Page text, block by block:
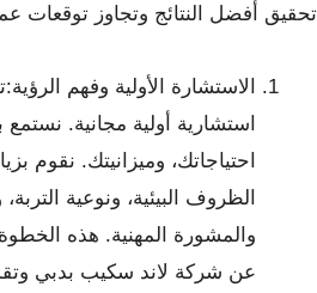
تحقيق أفضل النتائج وتجاوز توقعات
الاستشارة الأولية وفهم
استشارية أولية مجانية. نستمع
احتياجاتك، وميزانيتك. نقوم
الظروف البيئية، ونوعية
والمشورة المهنية. هذه
عن شركة لاند سكيب بدبي